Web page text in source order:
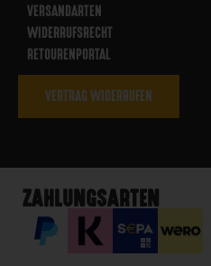
VERSANDARTEN
WIDERRUFSRECHT
RETOURENPORTAL
VERTRAG WIDERRUFEN
ZAHLUNGSARTEN